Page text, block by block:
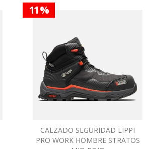
11 %
CALZADO SEGURIDAD LIPPI
PRO WORK HOMBRE STRATOS